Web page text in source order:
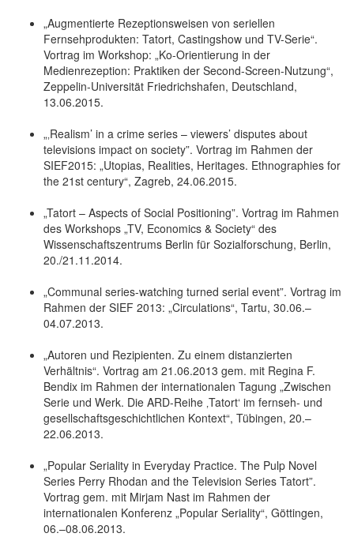
„Augmentierte Rezeptionsweisen von seriellen
Fernsehprodukten: Tatort, Castingshow und TV-Serie“.
Vortrag im Workshop: „Ko-Orientierung in der
Medienrezeption: Praktiken der Second-Screen-Nutzung“,
Zeppelin-Universität Friedrichshafen, Deutschland,
13.06.2015.
„‚Realism’ in a crime series – viewers’ disputes about
televisions impact on society”. Vortrag im Rahmen der
SIEF2015: „Utopias, Realities, Heritages. Ethnographies for
the 21st century“, Zagreb, 24.06.2015.
„Tatort – Aspects of Social Positioning”. Vortrag im Rahmen
des Workshops „TV, Economics & Society“ des
Wissenschaftszentrums Berlin für Sozialforschung, Berlin,
20./21.11.2014.
„Communal series-watching turned serial event”. Vortrag im
Rahmen der SIEF 2013: „Circulations“, Tartu, 30.06.–
04.07.2013.
„Autoren und Rezipienten. Zu einem distanzierten
Verhältnis“. Vortrag am 21.06.2013 gem. mit Regina F.
Bendix im Rahmen der internationalen Tagung „Zwischen
Serie und Werk. Die ARD-Reihe ‚Tatort‘ im fernseh- und
gesellschaftsgeschichtlichen Kontext“, Tübingen, 20.–
22.06.2013.
„Popular Seriality in Everyday Practice. The Pulp Novel
Series Perry Rhodan and the Television Series Tatort”.
Vortrag gem. mit Mirjam Nast im Rahmen der
internationalen Konferenz „Popular Seriality“, Göttingen,
06.–08.06.2013.